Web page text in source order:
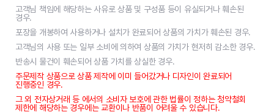
고객님 책임에 해당하는 사유로 상품 및 구성품 등이 유실되거나 훼손된
경우.
포장을 개봉하여 사용하거나 설치가 완료되어 상품의 가치가 훼손된 경우.
고객님의 사용 또는 일부 소비에 의하여 상품의 가치가 현저히 감소한 경우.
반송시 물건이 훼손되어 상품 가치를 상실한 경우.
주문제작 상품으로 상품 제작에 이미 들어갔거나 디자인이 완료되어
진행중인 경우.
그 외 전자상거래 등 에서의 소비자 보호에 관한 법률이 정하는 청약철회
제한에 해당하는 경우에는 교환이나 반품이 어려울 수 있습니다.